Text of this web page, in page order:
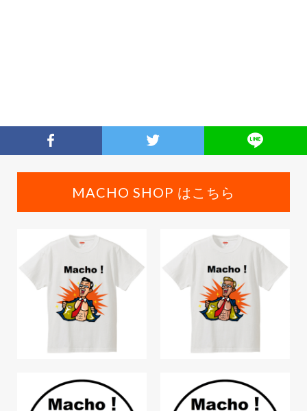
MACHO SHOP はこちら